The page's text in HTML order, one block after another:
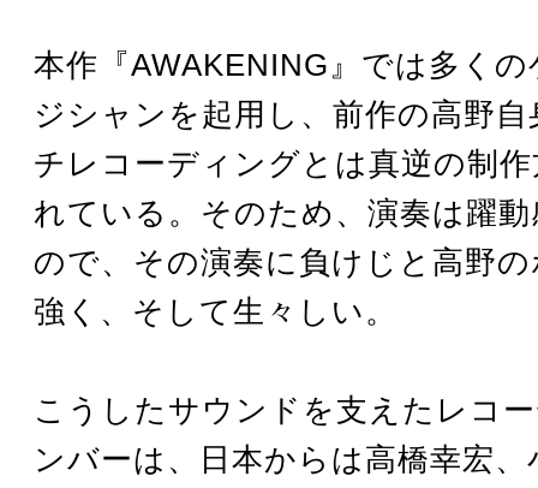
本作『AWAKENING』では多く
ジシャンを起用し、前作の高野
チレコーディングとは真逆の制
れている。そのため、演奏は躍
ので、その演奏に負けじと高野
強く、そして生々しい。
こうしたサウンドを支えたレコ
ンバーは、日本からは高橋幸宏、